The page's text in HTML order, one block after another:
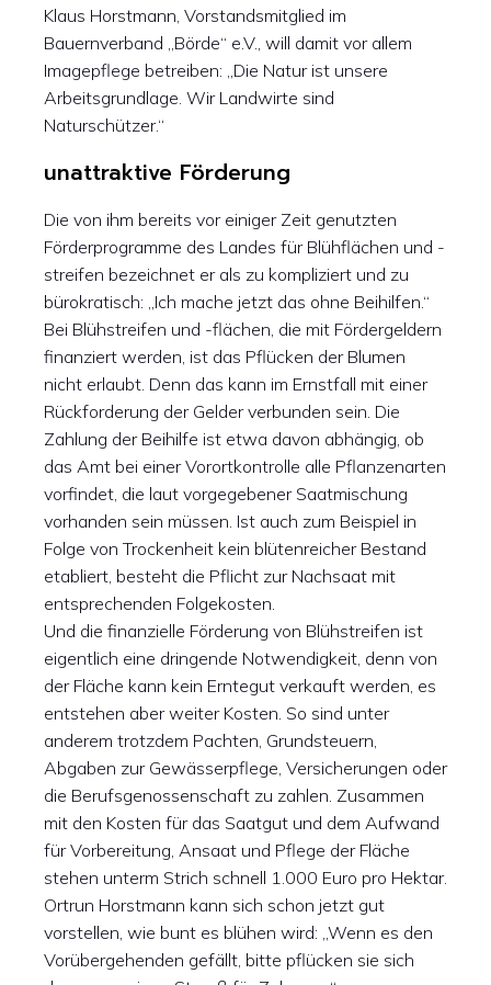
Klaus Horstmann, Vorstandsmitglied im
Bauernverband „Börde“ e.V., will damit vor allem
Imagepflege betreiben: „Die Natur ist unsere
Arbeitsgrundlage. Wir Landwirte sind
Naturschützer.“
unattraktive Förderung
Die von ihm bereits vor einiger Zeit genutzten
Förderprogramme des Landes für Blühflächen und -
streifen bezeichnet er als zu kompliziert und zu
bürokratisch: „Ich mache jetzt das ohne Beihilfen.“
Bei Blühstreifen und -flächen, die mit Fördergeldern
finanziert werden, ist das Pflücken der Blumen
nicht erlaubt. Denn das kann im Ernstfall mit einer
Rückforderung der Gelder verbunden sein. Die
Zahlung der Beihilfe ist etwa davon abhängig, ob
das Amt bei einer Vorortkontrolle alle Pflanzenarten
vorfindet, die laut vorgegebener Saatmischung
vorhanden sein müssen. Ist auch zum Beispiel in
Folge von Trockenheit kein blütenreicher Bestand
etabliert, besteht die Pflicht zur Nachsaat mit
entsprechenden Folgekosten.
Und die finanzielle Förderung von Blühstreifen ist
eigentlich eine dringende Notwendigkeit, denn von
der Fläche kann kein Erntegut verkauft werden, es
entstehen aber weiter Kosten. So sind unter
anderem trotzdem Pachten, Grundsteuern,
Abgaben zur Gewässerpflege, Versicherungen oder
die Berufsgenossenschaft zu zahlen. Zusammen
mit den Kosten für das Saatgut und dem Aufwand
für Vorbereitung, Ansaat und Pflege der Fläche
stehen unterm Strich schnell 1.000 Euro pro Hektar.
Ortrun Horstmann kann sich schon jetzt gut
vorstellen, wie bunt es blühen wird: „Wenn es den
Vorübergehenden gefällt, bitte pflücken sie sich